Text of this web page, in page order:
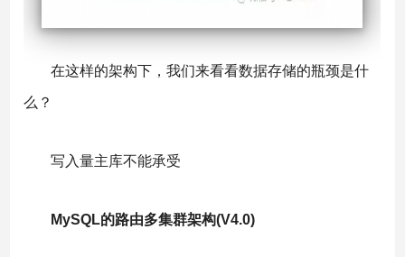
在这样的架构下，我们来看看数据存储的瓶颈是什
么？
写入量主库不能承受
MySQL的路由多集群架构(V4.0)